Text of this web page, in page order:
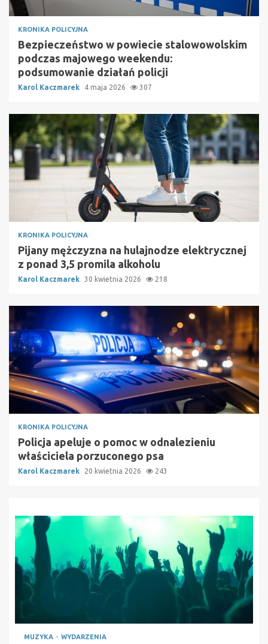
KRONIKA POLICYJNA
Bezpieczeństwo w powiecie stalowowolskim
podczas majowego weekendu:
podsumowanie działań policji
Karol Kaczmarek 4 maja 2026 307
KRONIKA POLICYJNA
Pijany mężczyzna na hulajnodze elektrycznej
z ponad 3,5 promila alkoholu
Karol Kaczmarek 30 kwietnia 2026 218
KRONIKA POLICYJNA
Policja apeluje o pomoc w odnalezieniu
właściciela porzuconego psa
Karol Kaczmarek 20 kwietnia 2026 243
MUZYKA WYDARZENIA